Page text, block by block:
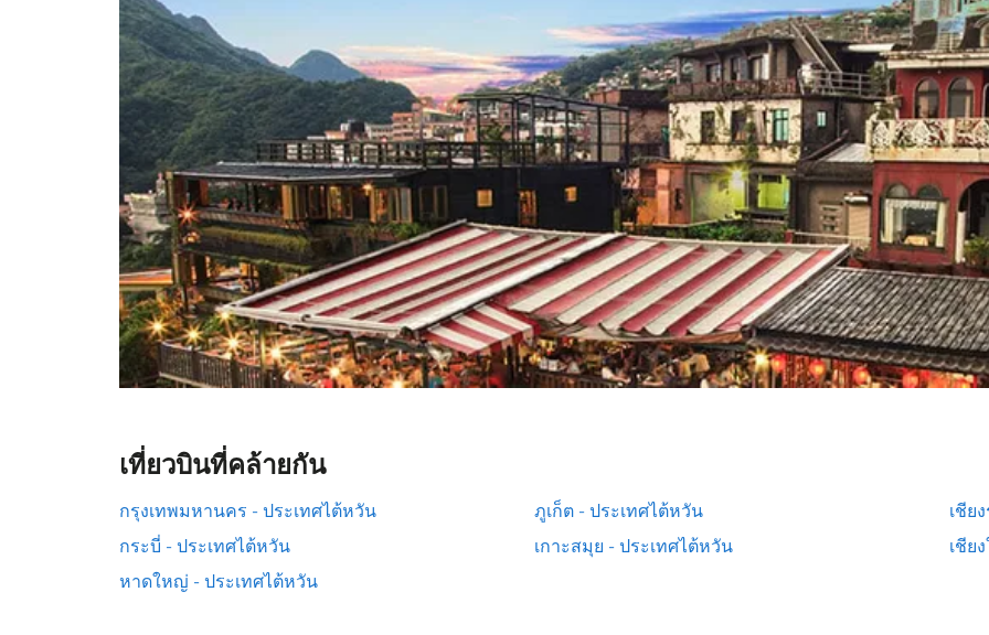
เที่ยวบินที่คล้ายกัน
กรุงเทพมหานคร - ประเทศไต้หวัน ภูเก็ต - ประเทศไต้หวัน
เชีย
กระบี่ - ประเทศไต้หวัน
เกาะสมุย - ประเทศไต้หวัน
เชีย
หาดใหญ่ - ประเทศไต้หวัน